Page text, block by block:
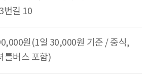
번길 10
원(1일 30,000원 기준 / 중식,
틀버스 포함)